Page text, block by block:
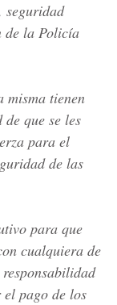
seguridad
de la Policía
misma tienen
que se les
para el
de las
para que
cualquiera de
pago de los